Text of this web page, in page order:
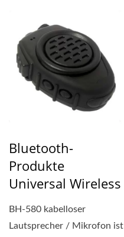
Bluetooth-
Produkte
Universal Wireless
BH-580 kabelloser
Lautsprecher / Mikrofon ist